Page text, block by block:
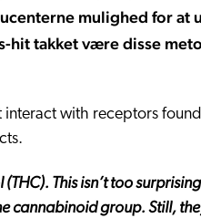
mulighed for at
hit takket være disse
with receptors
This isn’t too
cannabinoid group. Still,